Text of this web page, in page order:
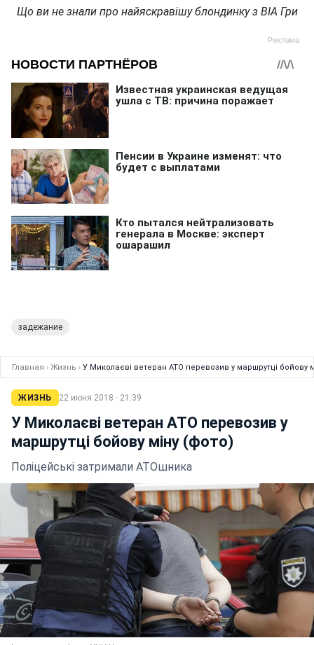
Що ви не знали про найяскравішу блондинку з ВІА Гри
задежание
Главная › Жизнь › У Миколаєві ветеран АТО перевозив у маршрутці бойову
ЖИЗНЬ 22 июня 2018 · 21:39
У Миколаєві ветеран АТО перевозив у
маршрутці бойову міну (фото)
Поліцейські затримали АТОшника